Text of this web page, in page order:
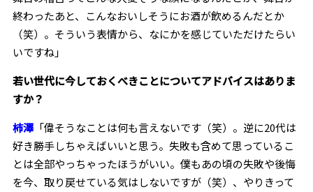
終わったあと、こんなおいしそうにお酒が飲めるんだとか
（笑）。そういう表情から、なにかを感じていただけたらい
いですね」
――若い世代に今しておくべきことについてアドバイスはありま
すか？
柿澤「偉そうなことは何も言えないです（笑）。逆に20代は
好き勝手しちゃえばいいと思う。失敗も含めて思っているこ
とは全部やっちゃったほうがいい。僕もあの頃の失敗や後悔
を今、取り戻せている気はしないですが（笑）、やりきって